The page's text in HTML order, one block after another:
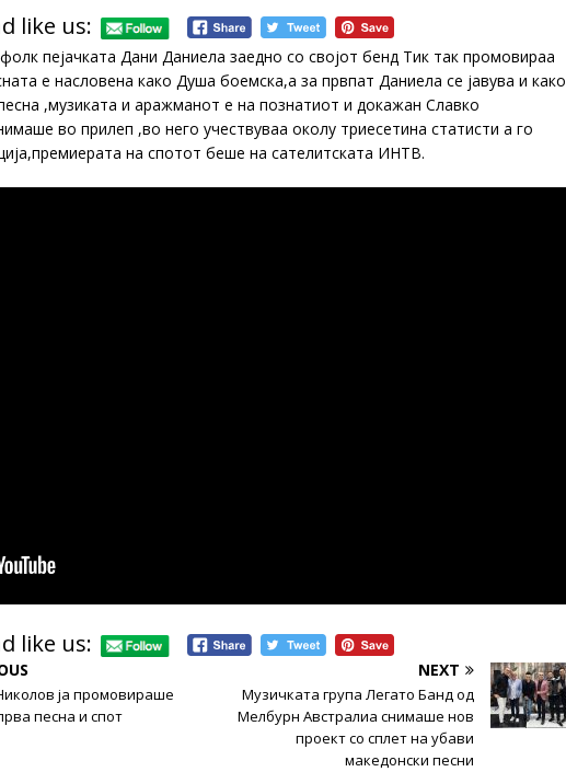
like us:
пејачката Дани Даниела заедно со својот бенд Тик так промовираа
е насловена како Душа боемска,а за првпат Даниела се јавува и како
,музиката и аражманот е на познатиот и докажан Славко
во прилеп ,во него учествуваа околу триесетина статисти а го
на спотот беше на сателитската ИНТВ.
like us:
ја промовираше
песна и спот
NEXT
Музичката група Легато Банд од
Мелбурн Австралиа снимаше нов
проект со сплет на убави
македонски песни